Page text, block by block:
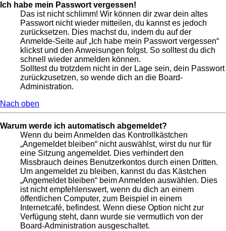
Ich habe mein Passwort vergessen!
Das ist nicht schlimm! Wir können dir zwar dein altes
Passwort nicht wieder mitteilen, du kannst es jedoch
zurücksetzen. Dies machst du, indem du auf der
Anmelde-Seite auf „Ich habe mein Passwort vergessen“
klickst und den Anweisungen folgst. So solltest du dich
schnell wieder anmelden können.
Solltest du trotzdem nicht in der Lage sein, dein Passwort
zurückzusetzen, so wende dich an die Board-
Administration.
Nach oben
Warum werde ich automatisch abgemeldet?
Wenn du beim Anmelden das Kontrollkästchen
„Angemeldet bleiben“ nicht auswählst, wirst du nur für
eine Sitzung angemeldet. Dies verhindert den
Missbrauch deines Benutzerkontos durch einen Dritten.
Um angemeldet zu bleiben, kannst du das Kästchen
„Angemeldet bleiben“ beim Anmelden auswählen. Dies
ist nicht empfehlenswert, wenn du dich an einem
öffentlichen Computer, zum Beispiel in einem
Internetcafé, befindest. Wenn diese Option nicht zur
Verfügung steht, dann wurde sie vermutlich von der
Board-Administration ausgeschaltet.